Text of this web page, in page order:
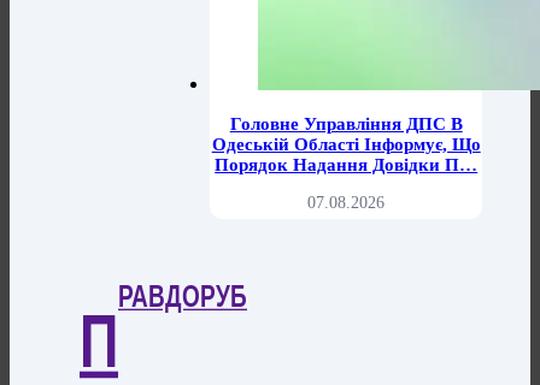
Головне Управління ДПС В
Одеській Області Інформує, Що
Порядок Надання Довідки П…
07.08.2026
П
РАВДОРУБ